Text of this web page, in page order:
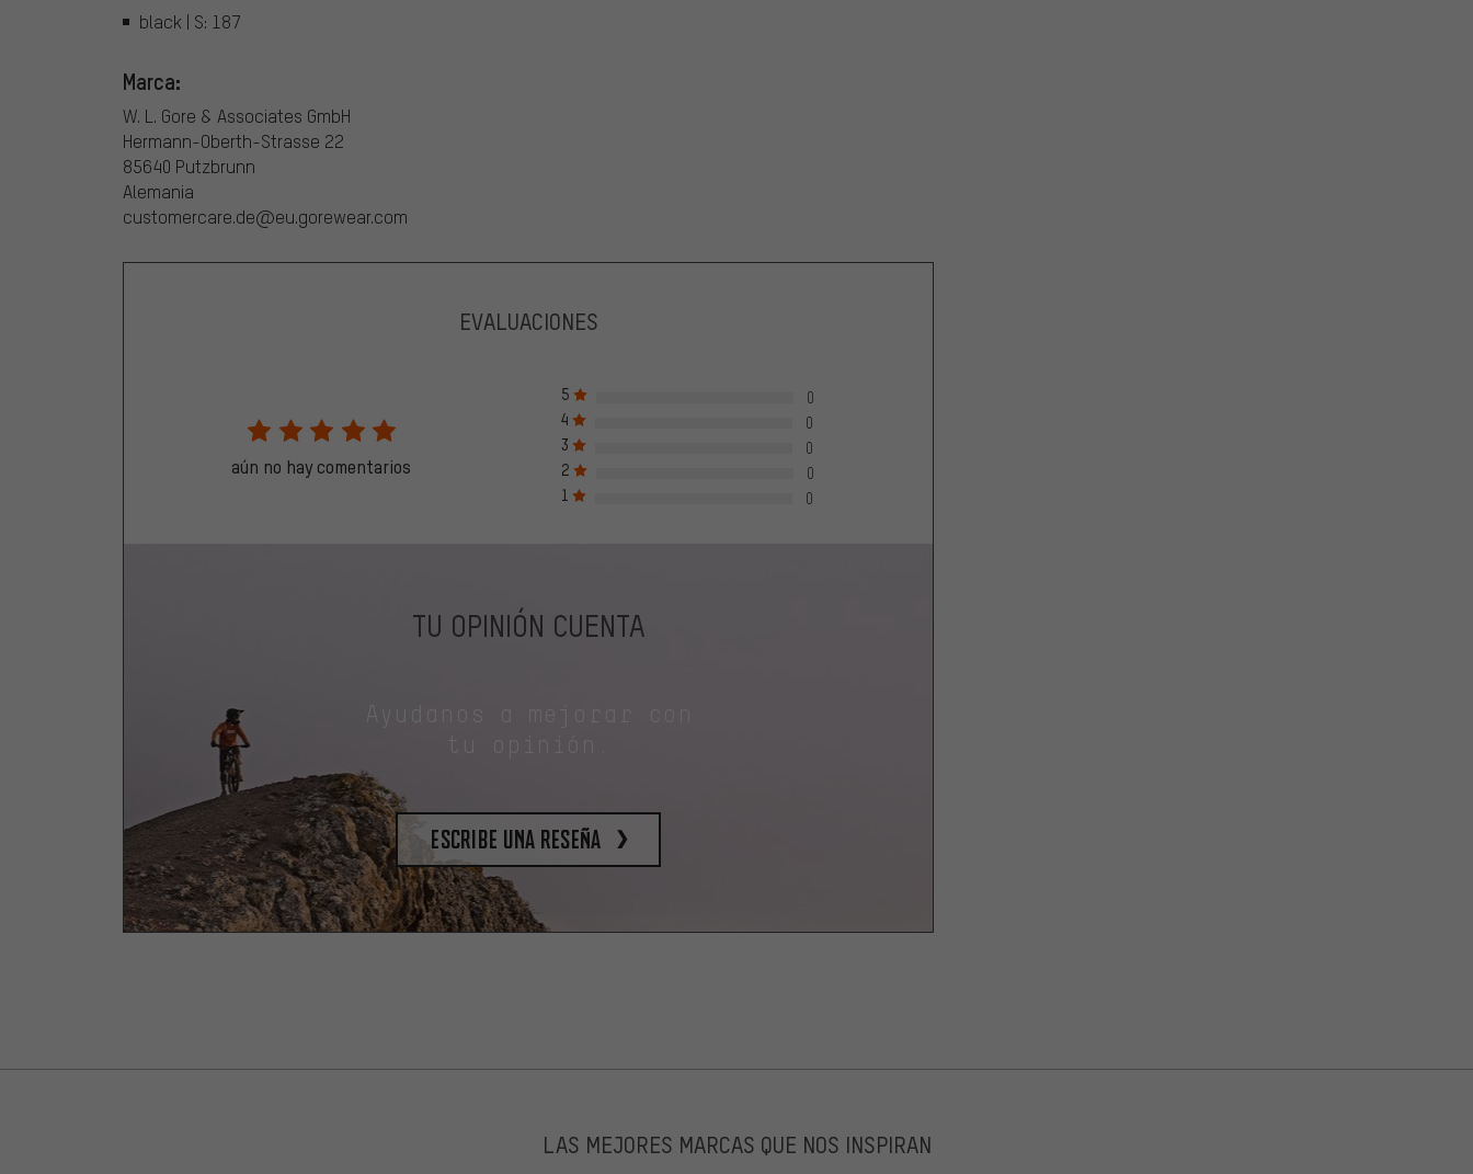
black | S: 187
Marca:
W. L. Gore & Associates GmbH
Hermann-Oberth-Strasse 22
85640 Putzbrunn
Alemania
customercare.de@eu.gorewear.com
EVALUACIONES
aún no hay comentarios
5
0
4
0
3
0
2
0
1
0
TU OPINIÓN CUENTA
tu opinión.
escribe una reseña
LAS MEJORES MARCAS QUE NOS INSPIRAN